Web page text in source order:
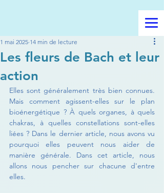
Les fleurs de Bach et leur
action
1 mai 2025 14 min de lecture
Elles sont généralement très bien connues.
Mais comment agissent-elles sur le plan
bioénergétique ? À quels organes, à quels
chakras, à quelles constellations sont-elles
liées ? Dans le dernier article, nous avons vu
pourquoi elles peuvent nous aider de
manière générale. Dans cet article, nous
allons nous pencher sur chacune d'entre
elles.